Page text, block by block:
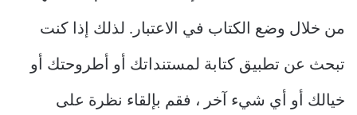
من خلال وضع الكتاب في الاعتبار. لذلك إذا كنت
تبحث عن تطبيق كتابة لمستنداتك أو أطروحتك أو
خيالك أو أي شيء آخر ، فقم بإلقاء نظرة على